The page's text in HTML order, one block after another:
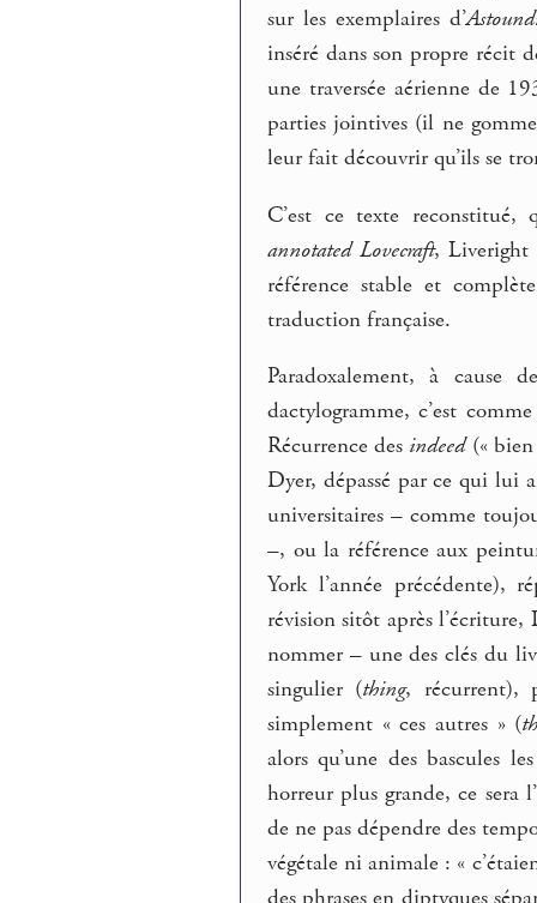
sur les exemplaires d’
inséré dans son propre récit
une traversée aérienne de
parties jointives (il ne
leur fait découvrir qu’ils se
C’est ce texte
annotated Lovecraft, Liveright
référence stable et
traduction française.
Paradoxalement, à
dactylogramme, c’est
Récurrence des indeed(« bien
Dyer, dépassé par ce qui lui
universitaires – comme
–, ou la référence aux
York l’année précédente),
révision sitôt après
nommer – une des clés du
singulier (thing, récurrent),
simplement « ces autres » (
alors qu’une des bascules
horreur plus grande, ce sera
de ne pas dépendre des
végétale ni animale : «